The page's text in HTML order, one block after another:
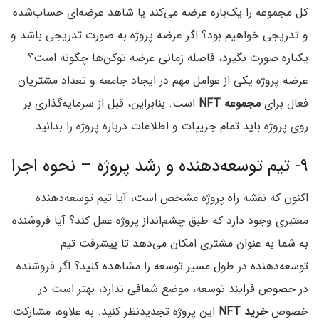
کل مجموعه را یک‌باره عرضه می‌کند یا شاهد عرضه‌ای حساب‌شده
و تدریجی خواهیم بود؟ اگر عرضه پروژه به صورت تدریجی باشد و
یکباره صورت نگیرد، فاصله زمانی عرضه توکن‌ها چگونه است؟
عرضه پروژه یکی از عوامل مهم در ایجاد جامعه و تعداد مشتریان
فعال برای مجموعه NFT
است. بنابراین، قبل از سرمایه‌گذاری بر
روی پروژه باید تمام جزییات و اطلاعات درباره پروژه را بدانید.
۹- تیم توسعه‌دهنده و رشد پروژه – نحوه اجرا
اکنون که نقشه راه پروژه مشخص است، آیا تیم توسعه‌دهنده
معتبری وجود دارد که طبق چشم‌انداز پروژه عمل کند؟ آیا فروشنده
به شما به عنوان مشتری امکان می‌دهد تا پیشرفت تیم
توسعه‌دهنده در طول مسیر توسعه را مشاهده کنید؟ اگر فروشنده
در خصوص فرایند توسعه، موضع شفافی ندارد، بهتر است در
خصوصخرید NFT
این پروژه تجدیدنظر کنید. به علاوه، مشارکت